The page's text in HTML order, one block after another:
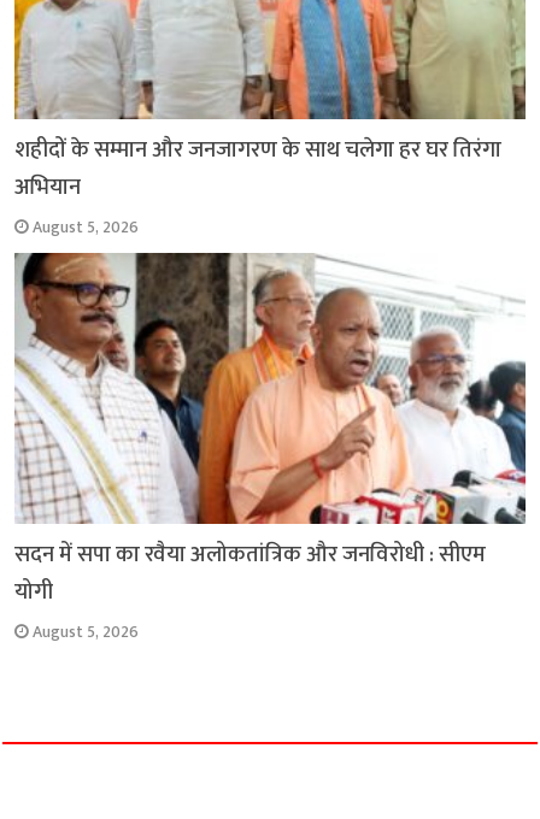
शहीदों के सम्मान और जनजागरण के साथ चलेगा हर घर तिरंगा
अभियान
August 5, 2026
सदन में सपा का रवैया अलोकतांत्रिक और जनविरोधी : सीएम
योगी
August 5, 2026